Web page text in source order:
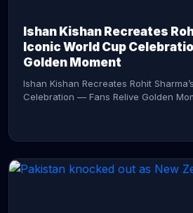
Ishan Kishan Recreates
Iconic World Cup
Golden Moment
Ishan Kishan Recreates Rohit
Celebration — Fans Relive Golden